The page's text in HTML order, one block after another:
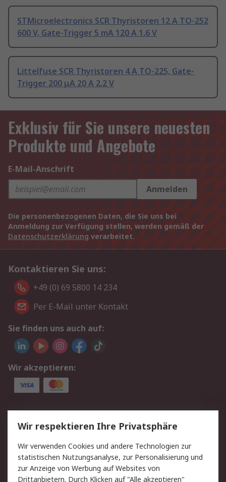
STMicroelectronics SCR Thyristoren 12 A TO-252
600 V, Gate-Trigger 5 mA 120 A 1.6 V
Littelfuse SCR Thyristoren 4 A TO-225, Gate-
Trigger 200 μA 20 A 2.2 V
Exklusiv für Sie unsere neuesten
Produkte und Angebote
E-Mail-Anschrift
Anmelden
Die personenbezogenen Daten, die Sie uns bei
Anmeldung zur Verfügung stellen, werden gemäß der
Datenschutzerklärung verarbeitet.
Kontaktieren Sie uns:
+49 (0) 69 5800 14 234
Per E-Mail unter Kontakt
Sie finden uns auch auf:
Wir akzeptieren:
Service
Value Added Services
Lieferlösungen
Rücksendungen
Kontakt
Hilfe
Privatkunden
Wir respektieren Ihre Privatsphäre
Wir verwenden Cookies und andere Technologien zur
statistischen Nutzungsanalyse, zur Personalisierung und
zur Anzeige von Werbung auf Websites von
Drittanbietern. Durch Klicken auf "Alle akzeptieren"